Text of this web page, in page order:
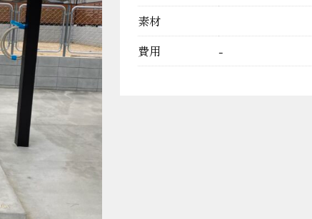
素材
費用
-